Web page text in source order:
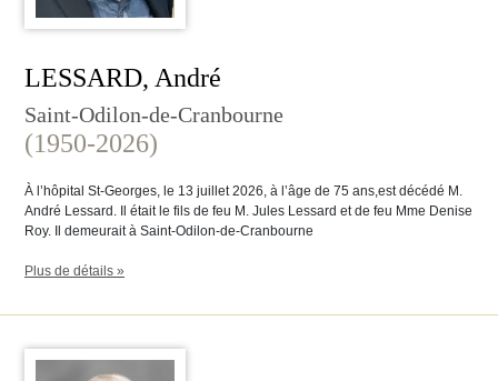
LESSARD, André
Saint-Odilon-de-Cranbourne
(1950-2026)
À l’hôpital St-Georges, le 13 juillet 2026, à l’âge de 75 ans,est décédé M.
André Lessard. Il était le fils de feu M. Jules Lessard et de feu Mme Denise
Roy. Il demeurait à Saint-Odilon-de-Cranbourne
Plus de détails »